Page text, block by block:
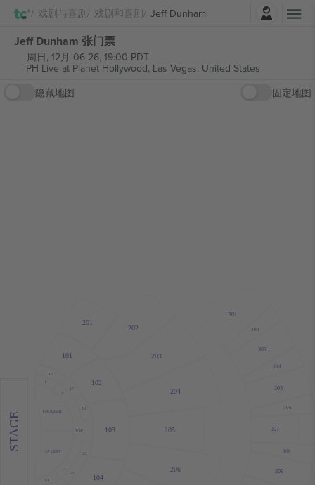
戏剧与喜剧 戏剧和喜剧 Jeff Dunham
登录
Jeff Dunham 张门票
周日, 12月 06 26, 19:00 PDT
PH Live at Planet Hollywood, Las Vegas, United States
隐藏地图
固定地图
GA RIGHT
GA LEFT
VIP
1
3
15
17
19
23
25
11
13
101
102
103
104
201
202
203
204
205
206
301
302
303
304
305
306
307
308
309
STAGE